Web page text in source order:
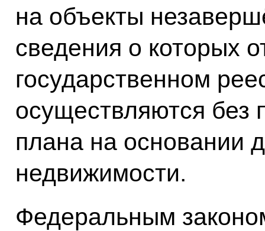
на объекты
сведения о которых
государственном
осуществляются без
плана на основании
недвижимости.
Федеральным